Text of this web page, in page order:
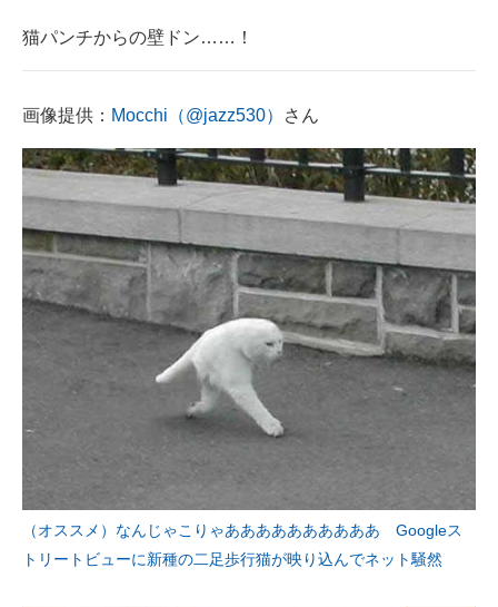
猫パンチからの壁ドン……！
画像提供： Mocchi（@jazz530） さん
（オススメ）なんじゃこりゃああああああああああ Googleス
トリートビューに新種の二足歩行猫が映り込んでネット騒然